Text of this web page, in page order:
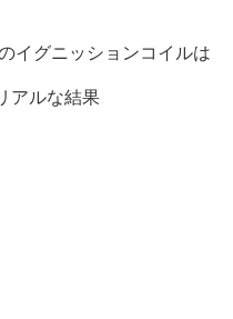
イグニッションコイルは
アルな結果